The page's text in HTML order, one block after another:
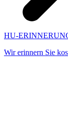
HU-
Wir erinnern Sie